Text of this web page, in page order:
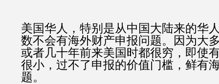
美国华人，特别是从中国大陆来的华
数不会有海外财产申报问题。因为大
或者几十年前来美国时都很穷，即使
很小，过不了申报的价值门槛，鲜有
题。